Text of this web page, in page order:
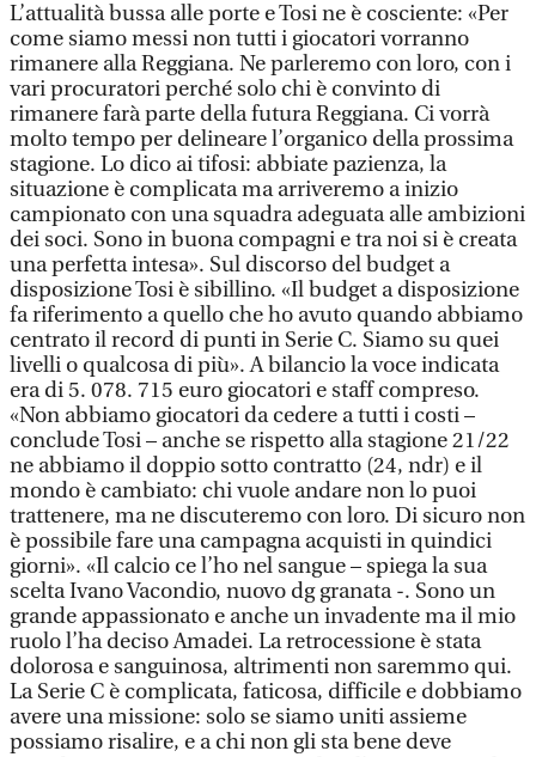
L’attualità bussa alle porte e Tosi ne è cosciente: «Per
come siamo messi non tutti i giocatori vorranno
rimanere alla Reggiana. Ne parleremo con loro, con i
vari procuratori perché solo chi è convinto di
rimanere farà parte della futura Reggiana. Ci vorrà
molto tempo per delineare l’organico della prossima
stagione. Lo dico ai tifosi: abbiate pazienza, la
situazione è complicata ma arriveremo a inizio
campionato con una squadra adeguata alle ambizioni
dei soci. Sono in buona compagni e tra noi si è creata
una perfetta intesa». Sul discorso del budget a
disposizione Tosi è sibillino. «Il budget a disposizione
fa riferimento a quello che ho avuto quando abbiamo
centrato il record di punti in Serie C. Siamo su quei
livelli o qualcosa di più». A bilancio la voce indicata
era di 5. 078. 715 euro giocatori e staff compreso.
«Non abbiamo giocatori da cedere a tutti i costi –
conclude Tosi – anche se rispetto alla stagione 21/22
ne abbiamo il doppio sotto contratto (24, ndr) e il
mondo è cambiato: chi vuole andare non lo puoi
trattenere, ma ne discuteremo con loro. Di sicuro non
è possibile fare una campagna acquisti in quindici
giorni». «Il calcio ce l’ho nel sangue – spiega la sua
scelta Ivano Vacondio, nuovo dg granata -. Sono un
grande appassionato e anche un invadente ma il mio
ruolo l’ha deciso Amadei. La retrocessione è stata
dolorosa e sanguinosa, altrimenti non saremmo qui.
La Serie C è complicata, faticosa, difficile e dobbiamo
avere una missione: solo se siamo uniti assieme
possiamo risalire, e a chi non gli sta bene deve